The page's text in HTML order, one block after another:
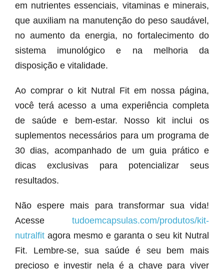
em nutrientes essenciais, vitaminas e minerais,
que auxiliam na manutenção do peso saudável,
no aumento da energia, no fortalecimento do
sistema imunológico e na melhoria da
disposição e vitalidade.
Ao comprar o kit Nutral Fit em nossa página,
você terá acesso a uma experiência completa
de saúde e bem-estar. Nosso kit inclui os
suplementos necessários para um programa de
30 dias, acompanhado de um guia prático e
dicas exclusivas para potencializar seus
resultados.
Não espere mais para transformar sua vida!
Acesse tudoemcapsulas.com/produtos/kit-
nutralfit agora mesmo e garanta o seu kit Nutral
Fit. Lembre-se, sua saúde é seu bem mais
precioso e investir nela é a chave para viver